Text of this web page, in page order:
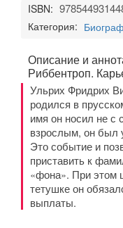
ISBN:
Категория:
Описание и
Риббентроп.
Ульрих Фридрих
родился в
имя он носил не с
взрослым, он был
Это событие и
приставить к
«фона». При этом
тетушке он
выплаты.